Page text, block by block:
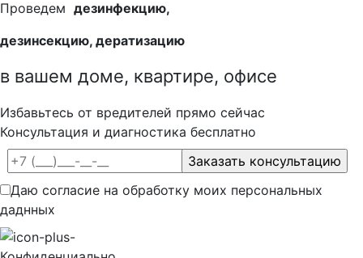
Проведем дезинфекцию,
дезинсекцию, дератизацию
в вашем доме, квартире, офисе
Избавьтесь от вредителей прямо сейчас
Консультация и диагностика бесплатно
Даю согласие на обработку моих персональных
даднных